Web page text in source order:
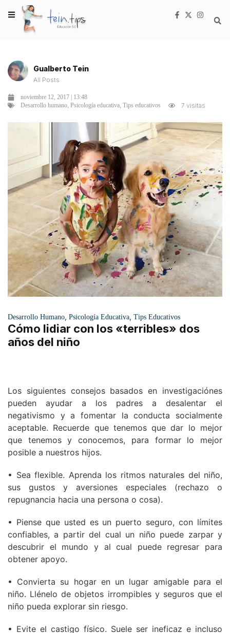
Gualberto Tein
All Posts
noviembre 12, 2017 | 13:48
Desarrollo humano, Psicología educativa, Tips educativos 7 visitas
Desarrollo Humano Psicología Educativa Tips Educativos
Cómo lidiar con los «terribles» dos
años del niño
Los siguientes consejos basados en investigaciónes
pueden ayudar a los padres a desalentar el
negativismo y a fomentar la conducta socialmente
aceptable. Recuerde que tenemos que dar lo mejor
que tenemos y conocemos, para formar lo mejor
posible a nuestros hijos.
• Sea flexible. Aprenda los ritmos naturales del niño,
sus gustos y aversiones especiales (rechazo o
repugnancia hacia una persona o cosa).
• Piense que usted es un puerto seguro, con límites
confiables, a partir del cual un niño puede zarpar y
descubrir el mundo y al cual puede regresar para
obtener apoyo.
• Convierta su hogar en un lugar amigable para el
niño. Llénelo de objetos irrompibles y seguros que el
niño pueda explorar sin riesgo.
• Evite el castigo físico. Suele ser ineficaz e incluso